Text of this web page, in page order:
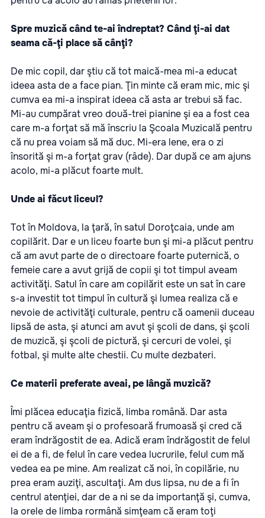
Spre muzică când te-ai îndreptat? Când ţi-ai dat
seama că-ţi place să cânţi?
De mic copil, dar ştiu că tot maică-mea mi-a educat
ideea asta de a face pian. Ţin minte că eram mic, mic şi
cumva ea mi-a inspirat ideea că asta ar trebui să fac.
Mi-au cumpărat vreo două-trei pianine şi ea a fost cea
care m-a forţat să mă înscriu la Şcoala Muzicală pentru
că nu prea voiam să mă duc. Mi-era lene, era o zi
însorită şi m-a forţat grav (râde). Dar după ce am ajuns
acolo, mi-a plăcut foarte mult.
Unde ai făcut liceul?
Tot în Moldova, la ţară, în satul Doroţcaia, unde am
copilărit. Dar e un liceu foarte bun şi mi-a plăcut pentru
că am avut parte de o directoare foarte puternică, o
femeie care a avut grijă de copii şi tot timpul aveam
activităţi. Satul în care am copilărit este un sat în care
s-a investit tot timpul în cultură şi lumea realiza că e
nevoie de activităţi culturale, pentru că oamenii duceau
lipsă de asta, şi atunci am avut şi şcoli de dans, şi şcoli
de muzică, şi şcoli de pictură, şi cercuri de volei, şi
fotbal, şi multe alte chestii. Cu multe dezbateri.
Ce materii preferate aveai, pe lângă muzică?
Îmi plăcea educaţia fizică, limba română. Dar asta
pentru că aveam şi o profesoară frumoasă şi cred că
eram îndrăgostit de ea. Adică eram îndrăgostit de felul
ei de a fi, de felul în care vedea lucrurile, felul cum mă
vedea ea pe mine. Am realizat că noi, în copilărie, nu
prea eram auziţi, ascultaţi. Am dus lipsa, nu de a fi în
centrul atenţiei, dar de a ni se da importanţă şi, cumva,
la orele de limba rormână simţeam că eram toţi